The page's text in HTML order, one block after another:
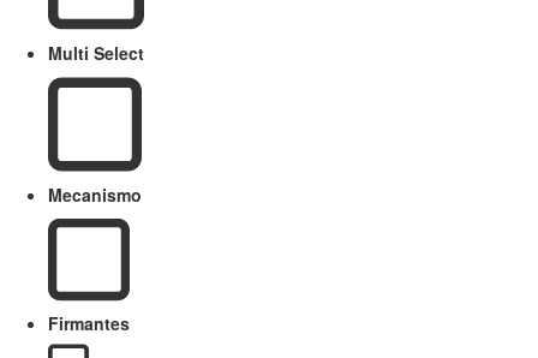
Multi Select
Mecanismo
Firmantes